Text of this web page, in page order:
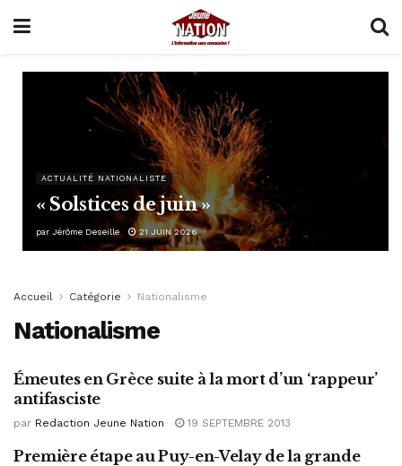
ACTUALITÉ NATIONALISTE
« Solstices de juin »
par Jérôme Deseille 21 JUIN 2026
Accueil Catégorie Nationalisme
Nationalisme
ACTUALITÉ NATIONALISTE
Émeutes en Grèce suite à la mort d’un ‘rappeur’
antifasciste
par Redaction Jeune Nation 19 SEPTEMBRE 2013
ACTUALITÉ NATIONALISTE
Première étape au Puy-en-Velay de la grande